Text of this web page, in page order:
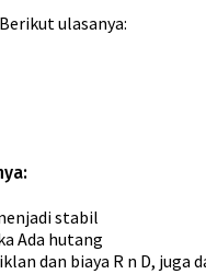
ulasanya:
stabil
Ada hutang
dan biaya R n D, juga